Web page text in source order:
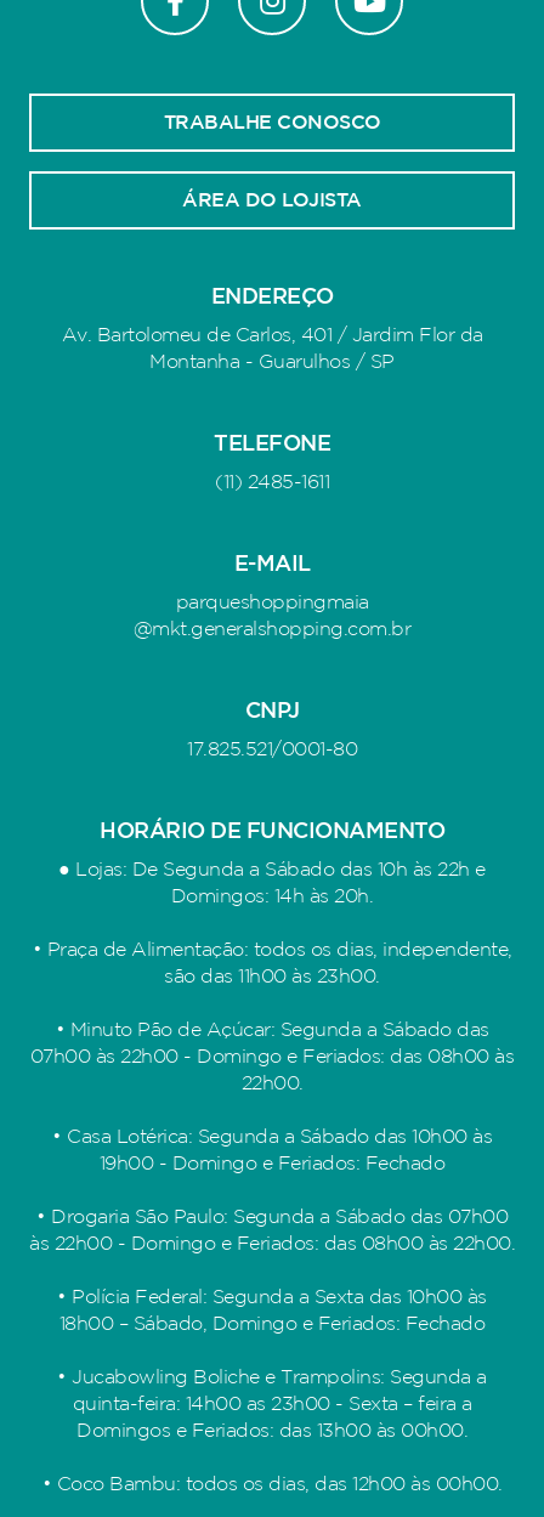
TRABALHE CONOSCO
ÁREA DO LOJISTA
ENDEREÇO
Av. Bartolomeu de Carlos, 401 / Jardim Flor da
Montanha - Guarulhos / SP
TELEFONE
(11) 2485-1611
E-MAIL
parqueshoppingmaia
@mkt.generalshopping.com.br
CNPJ
17.825.521/0001-80
HORÁRIO DE FUNCIONAMENTO
● Lojas: De Segunda a Sábado das 10h às 22h e
Domingos: 14h às 20h.
• Praça de Alimentação: todos os dias, independente,
são das 11h00 às 23h00.
• Minuto Pão de Açúcar: Segunda a Sábado das
07h00 às 22h00 - Domingo e Feriados: das 08h00 às
22h00.
• Casa Lotérica: Segunda a Sábado das 10h00 às
19h00 - Domingo e Feriados: Fechado
• Drogaria São Paulo: Segunda a Sábado das 07h00
às 22h00 - Domingo e Feriados: das 08h00 às 22h00.
• Polícia Federal: Segunda a Sexta das 10h00 às
18h00 – Sábado, Domingo e Feriados: Fechado
• Jucabowling Boliche e Trampolins: Segunda a
quinta-feira: 14h00 as 23h00 - Sexta – feira a
Domingos e Feriados: das 13h00 às 00h00.
• Coco Bambu: todos os dias, das 12h00 às 00h00.